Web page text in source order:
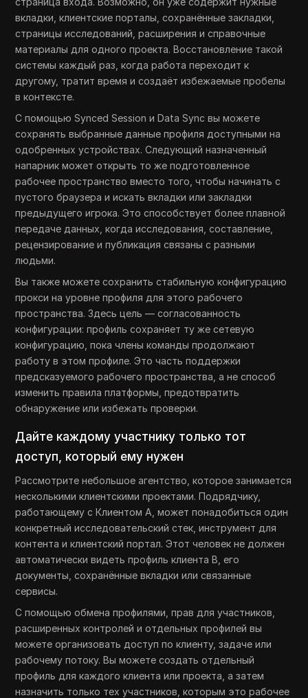
вкладки, клиентские порталы, сохранённые закладки,
страницы исследований, расширения и справочные
материалы для одного проекта. Восстановление такой
системы каждый раз, когда работа переходит к
другому, тратит время и создаёт избежаемые пробелы
в контексте.
С помощью Synced Session и Data Sync вы можете
сохранять выбранные данные профиля доступными на
одобренных устройствах. Следующий назначенный
напарник может открыть то же подготовленное
рабочее пространство вместо того, чтобы начинать с
пустого браузера и искать вкладки или закладки
предыдущего игрока. Это способствует более плавной
передаче данных, когда исследования, составление,
рецензирование и публикация связаны с разными
людьми.
Вы также можете сохранить стабильную конфигурацию
прокси на уровне профиля для этого рабочего
пространства. Здесь цель — согласованность
конфигурации: профиль сохраняет ту же сетевую
конфигурацию, пока члены команды продолжают
работу в этом профиле. Это часть поддержки
предсказуемого рабочего пространства, а не способ
изменить правила платформы, предотвратить
обнаружение или избежать проверки.
Дайте каждому участнику только тот
доступ, который ему нужен
Рассмотрите небольшое агентство, которое занимается
несколькими клиентскими проектами. Подрядчику,
работающему с Клиентом А, может понадобиться один
конкретный исследовательский стек, инструмент для
контента и клиентский портал. Этот человек не должен
автоматически видеть профиль клиента B, его
документы, сохранённые вкладки или связанные
сервисы.
С помощью обмена профилями, прав для участников,
расширенных контролей и отдельных профилей вы
можете организовать доступ по клиенту, задаче или
рабочему потоку. Вы можете создать отдельный
профиль для каждого клиента или проекта, а затем
назначить только тех участников, которым это рабочее